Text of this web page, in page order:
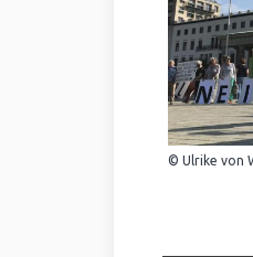
© Ulrike von